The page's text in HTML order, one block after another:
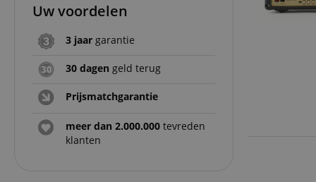
Uw voordelen
3 jaar garantie
30 dagen geld terug
Prijsmatchgarantie
meer dan 2.000.000 tevreden
klanten
Strikt